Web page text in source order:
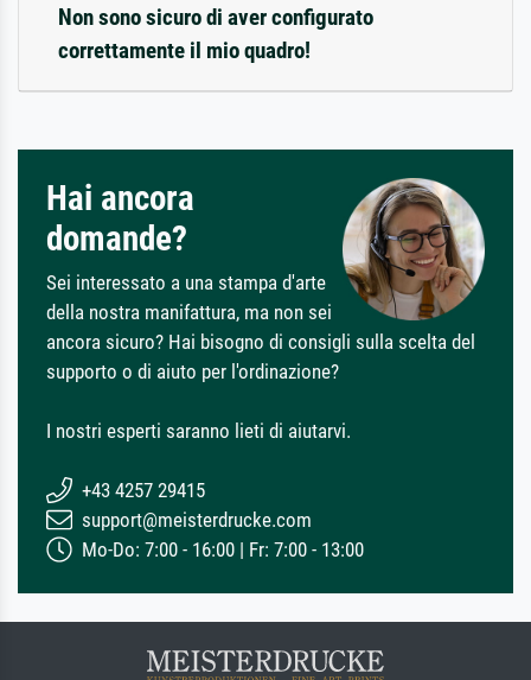
Non sono sicuro di aver configurato
correttamente il mio quadro!
Hai ancora
domande?
Sei interessato a una stampa d'arte
della nostra manifattura, ma non sei
ancora sicuro? Hai bisogno di consigli sulla scelta del
supporto o di aiuto per l'ordinazione?
I nostri esperti saranno lieti di aiutarvi.
+43 4257 29415
support@meisterdrucke.com
Mo-Do: 7:00 - 16:00 | Fr: 7:00 - 13:00